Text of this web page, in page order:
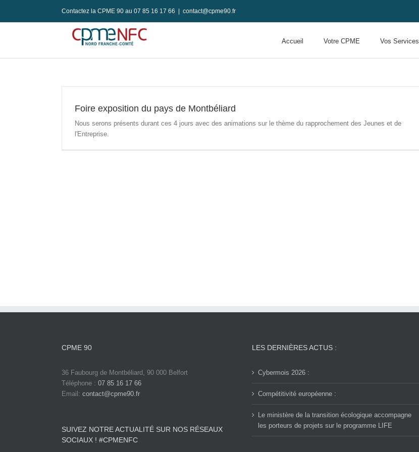
Contactez la CPME 90 au 07 85 16 17 66 contact@cpme90.fr
Accueil Votre CPME Vos Services
Foire exposition du pays de Montbéliard
Nous serons présents durant ces 4 jours avec des animations sur le thème du rapprochement des Jeunes et de
l'Entreprise.
CPME 90
36 Faubourg de Montbéliard, 90 000 Belfort
Téléphone : 07 85 16 17 66
Email: contact@cpme90.fr
SUIVEZ NOTRE ACTUALITÉ SUR NOS RÉSEAUX
SOCIAUX ! #CPMENFC
LES DERNIÈRES ACTUS :
Cybermois 2026 :
Compétitivité européenne :
Le ministère de la transition écologique accompagne
les porteurs de projets sur le programme LIFE